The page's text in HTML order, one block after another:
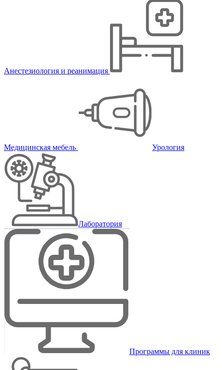
Анестезиология и реанимация
Медицинская мебель Урология
Лаборатория
Программы для клиник